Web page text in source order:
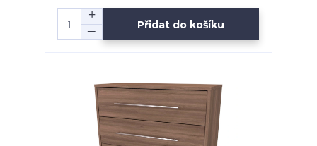
Přidat do košíku